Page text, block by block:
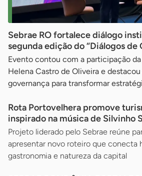
Sebrae RO fortalece diálogo
segunda edição do “Diálogos de
Evento contou com a participação
Helena Castro de Oliveira e
governança para transformar
Rota Portovelhera promove
inspirado na música de Silvinho
Projeto liderado pelo Sebrae reúne
apresentar novo roteiro que conecta
gastronomia e natureza da capital